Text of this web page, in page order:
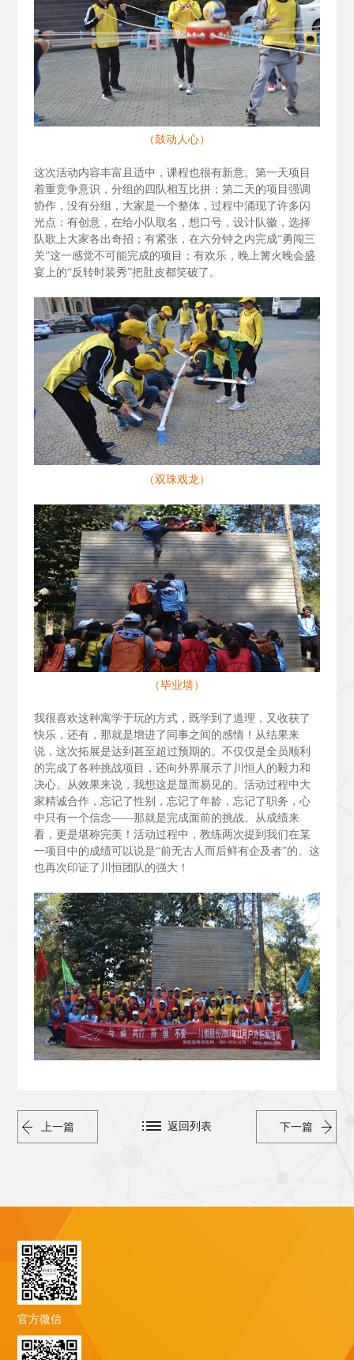
（鼓动人心）
这次活动内容丰富且适中，课程也很有新意。第一天项目
着重竞争意识，分组的四队相互比拼；第二天的项目强调
协作，没有分组，大家是一个整体，过程中涌现了许多闪
光点：有创意，在给小队取名，想口号，设计队徽，选择
队歌上大家各出奇招；有紧张，在六分钟之内完成“勇闯三
关”这一感觉不可能完成的项目；有欢乐，晚上篝火晚会盛
宴上的“反转时装秀”把肚皮都笑破了。
（双珠戏龙）
（毕业墙）
我很喜欢这种寓学于玩的方式，既学到了道理，又收获了
快乐，还有，那就是增进了同事之间的感情！从结果来
说，这次拓展是达到甚至超过预期的。不仅仅是全员顺利
的完成了各种挑战项目，还向外界展示了川恒人的毅力和
决心。从效果来说，我想这是显而易见的。活动过程中大
家精诚合作，忘记了性别，忘记了年龄，忘记了职务，心
中只有一个信念——那就是完成面前的挑战。从成绩来
看，更是堪称完美！活动过程中，教练两次提到我们在某
一项目中的成绩可以说是“前无古人而后鲜有企及者”的。这
也再次印证了川恒团队的强大！
上一篇 下一篇
返回列表
官方微信